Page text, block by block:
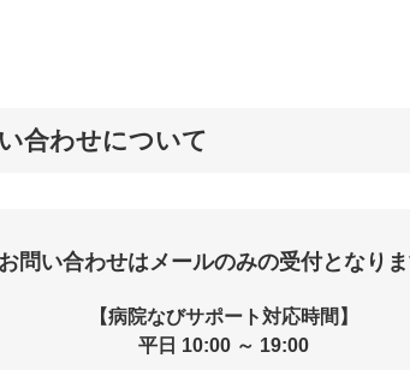
合わせについて
お問い合わせはメールのみの受付となりま
【病院なびサポート対応時間】
平日 10:00 ～ 19:00